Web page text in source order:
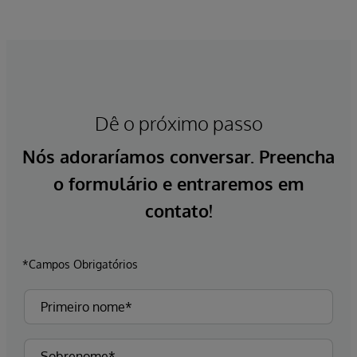
Dê o próximo passo
Nós adoraríamos conversar. Preencha
o formulário e entraremos em
contato!
*Campos Obrigatórios